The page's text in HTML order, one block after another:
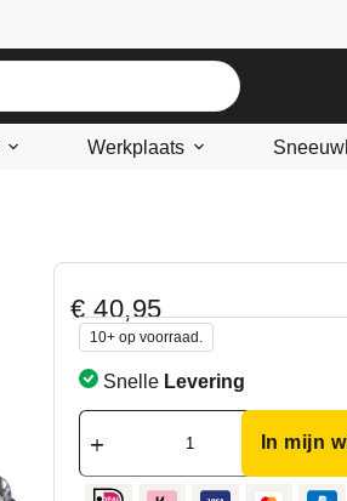
Werkplaats
€40,95
10+ op voorraad.
Snelle Levering
In mijn